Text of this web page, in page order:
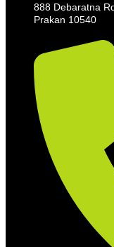
888 Debaratna
Prakan 10540